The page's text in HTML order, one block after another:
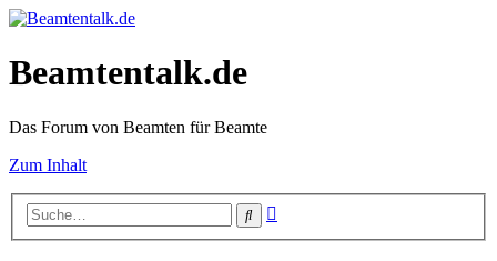
Beamtentalk.de
Das Forum von Beamten für Beamte
Zum Inhalt
Suche